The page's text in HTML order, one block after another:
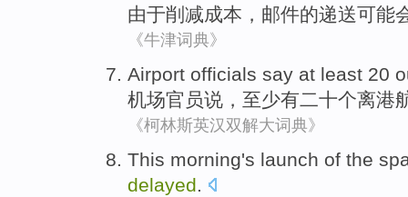
由于削减成本， 邮件的递送可能
《牛津词典》
Airport officials say at least 20
机场官员说 ， 至少有二十个离港
《柯林斯英汉双解大词典》
This morning's launch of the
delayed